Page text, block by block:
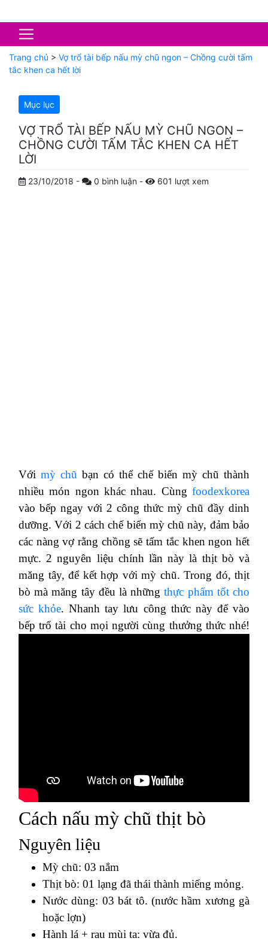
Trang chủ > Vợ trổ tài bếp nấu mỳ chũ ngon – Chồng cười tấm
tắc khen ca hết lời
Mục lục
VỢ TRỔ TÀI BẾP NẤU MỲ CHŨ NGON –
CHỒNG CƯỜI TẤM TẮC KHEN CA HẾT
LỜI
23/10/2018 - 0 bình luận - 601 lượt xem
Với mỳ chũ bạn có thể chế biến mỳ chũ thành
nhiều món ngon khác nhau. Cùng foodexkorea
vào bếp ngay với 2 công thức mỳ chũ đầy dinh
dưỡng. Với 2 cách chế biến mỳ chũ này, đảm bảo
các nàng vợ rằng chồng sẽ tấm tắc khen ngon hết
mực. 2 nguyên liệu chính lần này là thịt bò và
măng tây, để kết hợp với mỳ chũ. Trong đó, thịt
bò mà măng tây đều là nhữngthực phẩm tốt cho
sức khỏe. Nhanh tay lưu công thức này để vào
bếp trổ tài cho mọi người cùng thưởng thức nhé!
Cách nấu mỳ chũ thịt bò
Nguyên liệu
Mỳ chũ: 03 nắm
Thịt bò: 01 lạng đã thái thành miếng mỏng.
Nước dùng: 03 bát tô. (nước hầm xương gà
hoặc lợn)
Hành lá + rau mùi ta: vừa đủ.